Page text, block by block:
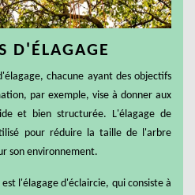
D'ÉLAGAGE
chacune ayant des objectifs
par exemple, vise à donner aux
et bien structurée. L'élagage de
pour réduire la taille de l'arbre
son environnement.
l'élagage d'éclaircie, qui consiste à